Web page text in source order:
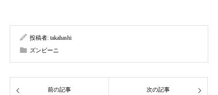
投稿者: takahashi
ズンビーニ
前の記事 次の記事